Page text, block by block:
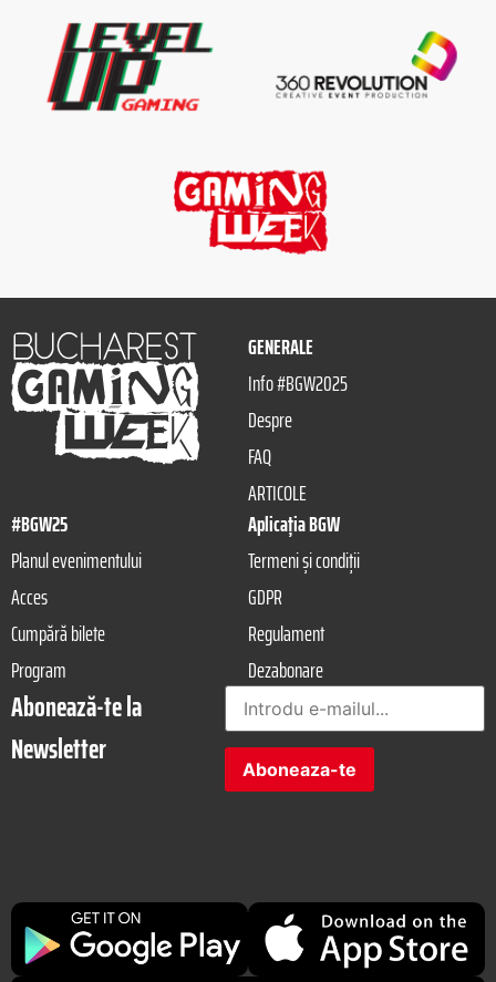
GENERALE
Info #BGW2025
Despre
FAQ
ARTICOLE
#BGW25
Planul evenimentului
Acces
Cumpără bilete
Program
Aplicația BGW
Termeni și condiții
GDPR
Regulament
Dezabonare
Abonează-te la
Newsletter